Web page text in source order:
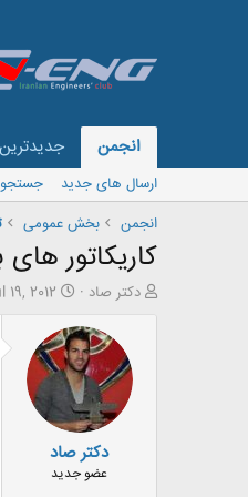
انجمن
ارسال های جدید
جستجو
انجمن
بخش عمومی
کاریکاتور های
ش
دکتر صاد
ت
ر
ی
خ
ش
ر
و
ع
19, 2012
دکتر صاد
عضو جدید